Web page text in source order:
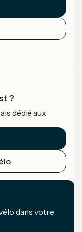
?
dédié aux
dans votre